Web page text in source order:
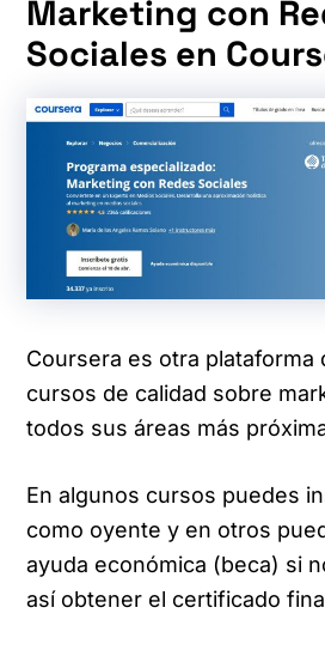
Marketing con
Sociales en
Coursera es otra plataforma
cursos de calidad sobre
todos sus áreas más
En algunos cursos puedes
como oyente y en otros
ayuda económica (beca) si
así obtener el certificado